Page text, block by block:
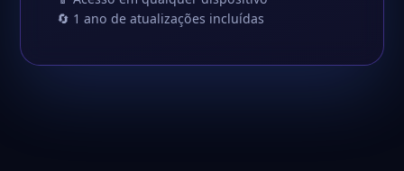
🔄 1 ano de atualizações incluídas